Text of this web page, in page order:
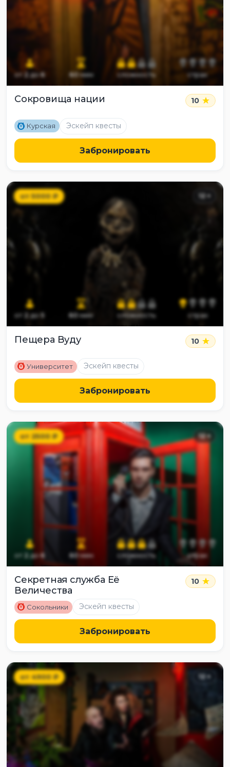
от 2до6 60мин сложность страх
Сокровища нации 10
M Курская Эскейп квесты
Забронировать
от5000₽ 12+
от 2до5 60мин сложность страх
Пещера Вуду 10
M Университет Эскейп квесты
Забронировать
от 2500₽ 12+
от 2до6 60мин сложность страх
Секретная служба Её
Величества
10
M Сокольники Эскейп квесты
Забронировать
от4900₽ 12 +